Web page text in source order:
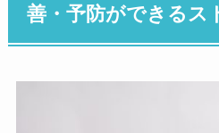
善・予防ができるス